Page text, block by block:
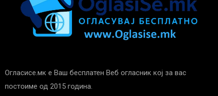
Огласисе.мк е Ваш бесплатен Веб огласник кој за вас
постоиме од 2015 година.